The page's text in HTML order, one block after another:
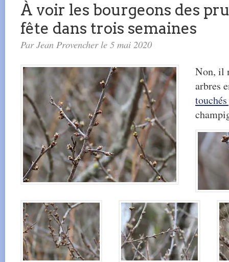
À voir les bourgeons des
fête dans trois semaines
Par Jean Provencher le 5 mai 2020
Non, il
arbres